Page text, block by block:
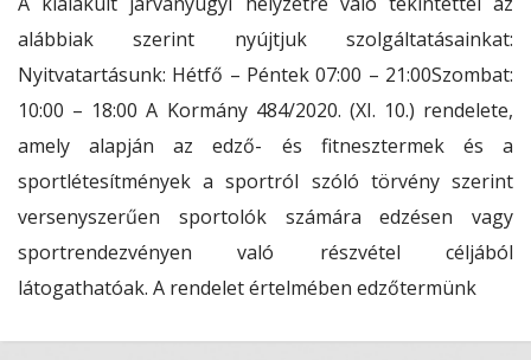
alábbiak szerint nyújtjuk szolgáltatásainkat:
Nyitvatartásunk: Hétfő – Péntek 07:00 – 21:00Szombat:
10:00 – 18:00 A Kormány 484/2020. (XI. 10.) rendelete,
amely alapján az edző- és fitnesztermek és a
sportlétesítmények a sportról szóló törvény szerint
versenyszerűen sportolók számára edzésen vagy
sportrendezvényen való részvétel céljából
látogathatóak. A rendelet értelmében edzőtermünk